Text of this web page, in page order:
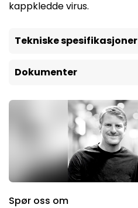
kappkledde virus.
Tekniske spesifikasjoner
Dokumenter
Spør oss om